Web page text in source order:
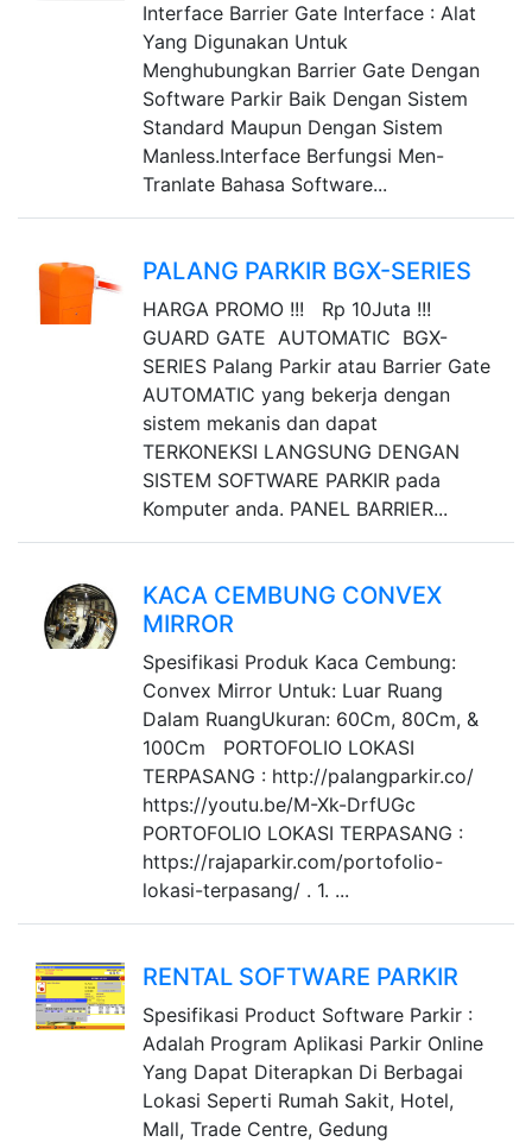
Interface Barrier Gate Interface : Alat
Yang Digunakan Untuk
Menghubungkan Barrier Gate Dengan
Software Parkir Baik Dengan Sistem
Standard Maupun Dengan Sistem
Manless.Interface Berfungsi Men-
Tranlate Bahasa Software...
PALANG PARKIR BGX-SERIES
HARGA PROMO !!! Rp 10Juta !!!
GUARD GATE AUTOMATIC BGX-
SERIES Palang Parkir atau Barrier Gate
AUTOMATIC yang bekerja dengan
sistem mekanis dan dapat
TERKONEKSI LANGSUNG DENGAN
SISTEM SOFTWARE PARKIR pada
Komputer anda. PANEL BARRIER...
KACA CEMBUNG CONVEX
MIRROR
Spesifikasi Produk Kaca Cembung:
Convex Mirror Untuk: Luar Ruang
Dalam RuangUkuran: 60Cm, 80Cm, &
100Cm PORTOFOLIO LOKASI
TERPASANG : http://palangparkir.co/
https://youtu.be/M-Xk-DrfUGc
PORTOFOLIO LOKASI TERPASANG :
https://rajaparkir.com/portofolio-
lokasi-terpasang/ . 1. ...
RENTAL SOFTWARE PARKIR
Spesifikasi Product Software Parkir :
Adalah Program Aplikasi Parkir Online
Yang Dapat Diterapkan Di Berbagai
Lokasi Seperti Rumah Sakit, Hotel,
Mall, Trade Centre, Gedung